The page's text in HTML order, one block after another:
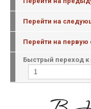
Перейти на
Перейти на первую
Быстрый переход к